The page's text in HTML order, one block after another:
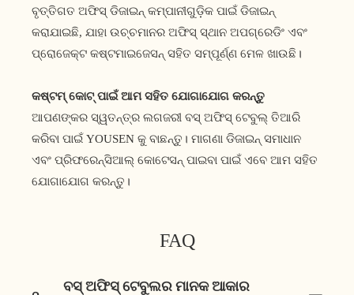
ବୃତ୍ତିଗତ ଅଫିସ୍ ଡିଜାଇନ୍ କମ୍ପାନୀଗୁଡ଼ିକ ପାଇଁ ଡିଜାଇନ୍
କରାଯାଇଛି, ଯାହା ଉଚ୍ଚମାନର ଅଫିସ୍ ସ୍ଥାନ ଅପଗ୍ରେଡିଂ ଏବଂ
ପ୍ରୋଜେକ୍ଟ କଷ୍ଟମାଇଜେସନ୍ ସହିତ ସମ୍ପୂର୍ଣ୍ଣ ମେଳ ଖାଉଛି।
କଷ୍ଟମ୍ କୋଟ୍ ପାଇଁ ଆମ ସହିତ ଯୋଗାଯୋଗ କରନ୍ତୁ
ଆପଣଙ୍କର ସ୍ୱତନ୍ତ୍ର ଲଗଜରୀ ବସ୍ ଅଫିସ୍ ଟେବୁଲ୍ ତିଆରି
କରିବା ପାଇଁ YOUSEN କୁ ବାଛନ୍ତୁ। ମାଗଣା ଡିଜାଇନ୍ ସମାଧାନ
ଏବଂ ପ୍ରିଫରେନ୍ସିଆଲ୍ କୋଟେସନ୍ ପାଇବା ପାଇଁ ଏବେ ଆମ ସହିତ
ଯୋଗାଯୋଗ କରନ୍ତୁ।
FAQ
ବସ୍ ଅଫିସ୍ ଟେବୁଲର ମାନକ ଆକାର